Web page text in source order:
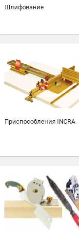
Шлифование
Приспособления INCRA